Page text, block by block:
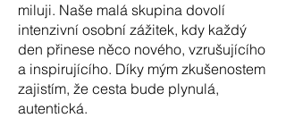
miluji. Naše malá skupina dovolí
intenzivní osobní zážitek, kdy každý
den přinese něco nového, vzrušujícího
a inspirujícího. Díky mým zkušenostem
zajistím, že cesta bude plynulá,
autentická.